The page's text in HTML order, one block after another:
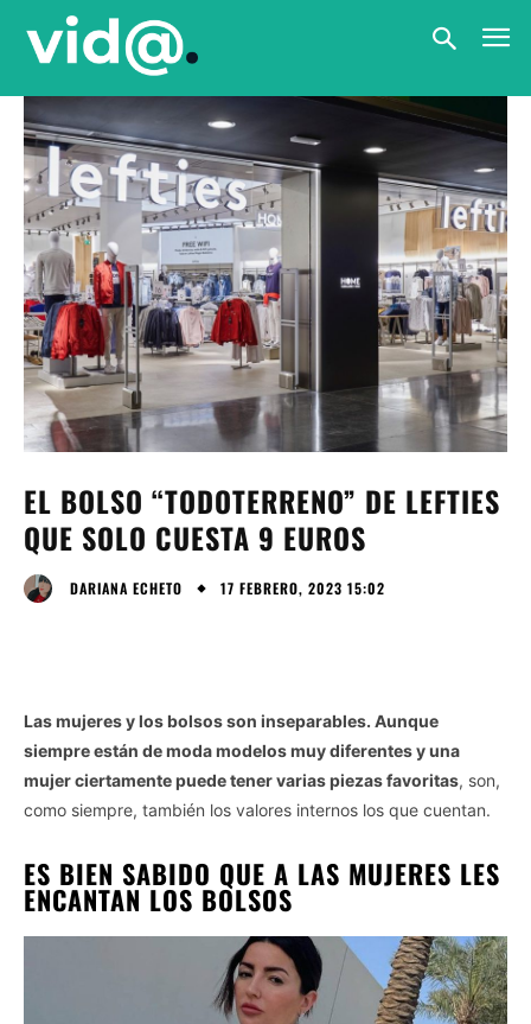
EL BOLSO “TODOTERRENO” DE LEFTIES
QUE SOLO CUESTA 9 EUROS
DARIANA ECHETO 17 FEBRERO, 2023 15:02
Las mujeres y los bolsos son inseparables. Aunque
siempre están de moda modelos muy diferentes y una
mujer ciertamente puede tener varias piezas favoritas, son,
como siempre, también los valores internos los que cuentan.
ES BIEN SABIDO QUE A LAS MUJERES LES
ENCANTAN LOS BOLSOS